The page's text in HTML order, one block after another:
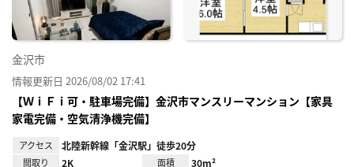
金沢市
情報更新日 2026/08/02 17:41
【ＷｉＦｉ可・駐車場完備】金沢市マンスリーマンション【家具
家電完備・空気清浄機完備】
アクセス 北陸新幹線「金沢駅」徒歩20分
間取り 2K 面積 30m²